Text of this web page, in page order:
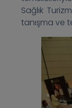
Sağlık
tanışma ve